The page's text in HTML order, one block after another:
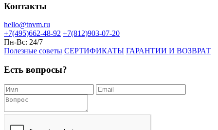
Контакты
hello@tnvm.ru
+7(495)662-48-92 +7(812)903-07-20
Пн-Вс: 24/7
Полезные советы СЕРТИФИКАТЫ ГАРАНТИИ И ВОЗВРАТ
Есть вопросы?